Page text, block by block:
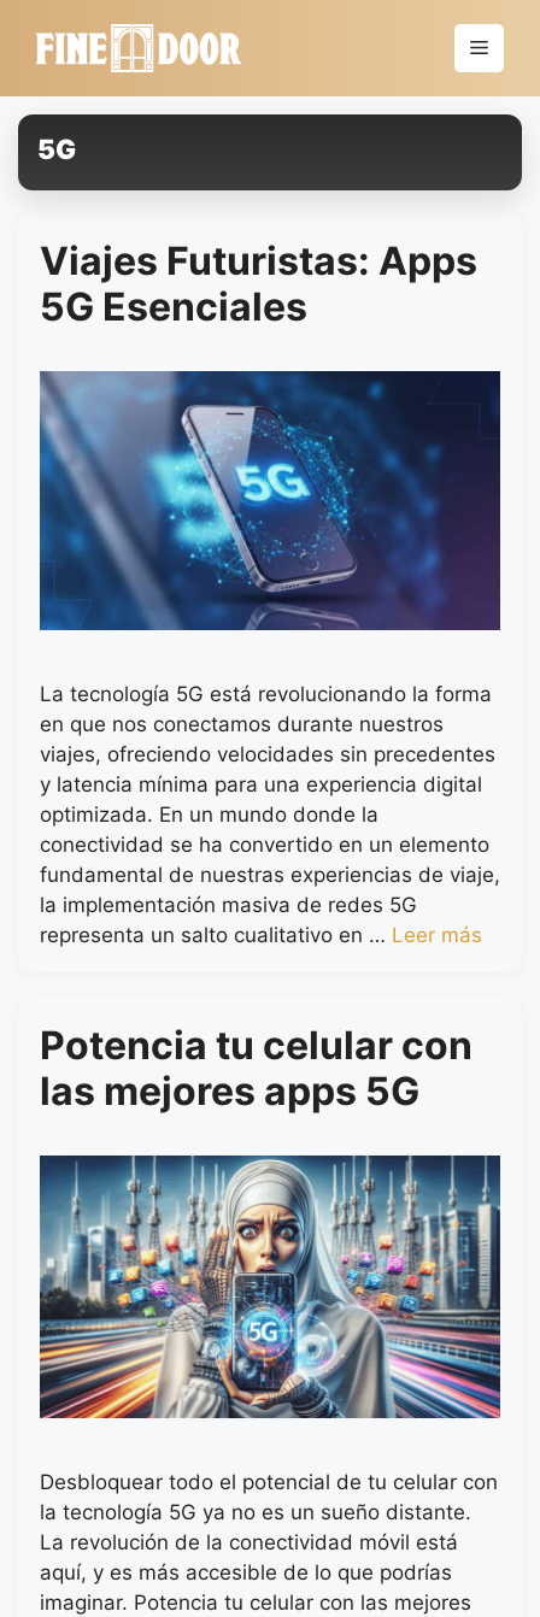
Menú
5G
Viajes Futuristas: Apps
5G Esenciales
La tecnología 5G está revolucionando la forma
en que nos conectamos durante nuestros
viajes, ofreciendo velocidades sin precedentes
y latencia mínima para una experiencia digital
optimizada. En un mundo donde la
conectividad se ha convertido en un elemento
fundamental de nuestras experiencias de viaje,
la implementación masiva de redes 5G
representa un salto cualitativo en … Leer más
Potencia tu celular con
las mejores apps 5G
Desbloquear todo el potencial de tu celular con
la tecnología 5G ya no es un sueño distante.
La revolución de la conectividad móvil está
aquí, y es más accesible de lo que podrías
imaginar. Potencia tu celular con las mejores